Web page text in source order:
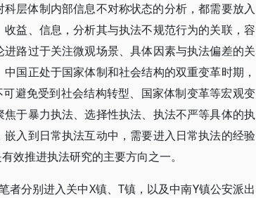
层体制内部信息不对称状态的分析，都需要放入
益、信息，分析其与执法不规范行为的关联，容
路过于关注微观场景、具体因素与执法偏差的关
国正处于国家体制和社会结构的双重变革时期，
避免受到社会结构转型、国家体制变革等宏观变
于暴力执法、选择性执法、执法不严等具体的执
入到日常执法互动中，需要进入日常执法的经验
效推进执法研究的主要方向之一。
分别进入关中X镇、T镇，以及中南Y镇公安派出